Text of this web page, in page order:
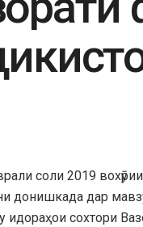
соли 2019
донишкада дар
идораҳои сохтори